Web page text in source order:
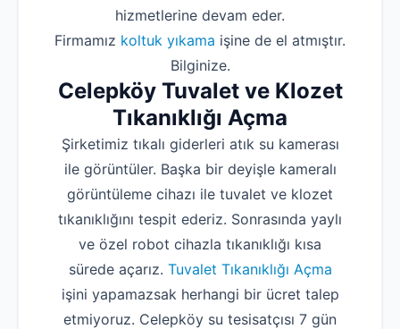
hizmetlerine devam eder.
Firmamız koltuk yıkama işine de el atmıştır.
Bilginize.
Celepköy Tuvalet ve Klozet
Tıkanıklığı Açma
Şirketimiz tıkalı giderleri atık su kamerası
ile görüntüler. Başka bir deyişle kameralı
görüntüleme cihazı ile tuvalet ve klozet
tıkanıklığını tespit ederiz. Sonrasında yaylı
ve özel robot cihazla tıkanıklığı kısa
sürede açarız. Tuvalet Tıkanıklığı Açma
işini yapamazsak herhangi bir ücret talep
etmiyoruz. Celepköy su tesisatçısı 7 gün